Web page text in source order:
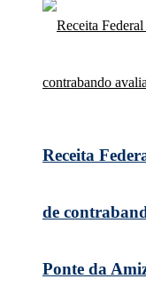
Receita
de
Ponte da